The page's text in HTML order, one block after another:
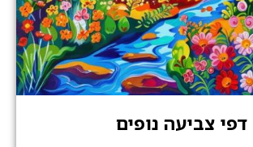
דפי צביעה נופים